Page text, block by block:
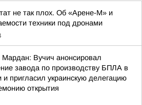
не так плох. Об «Арене-М» и
техники под дронами
Мардан: Вучич анонсировал
завода по производству БПЛА в
и пригласил украинскую делегацию
открытия